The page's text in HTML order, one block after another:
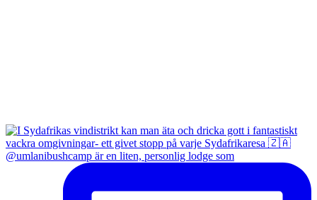
@umlanibushcamp är en liten, personlig lodge som